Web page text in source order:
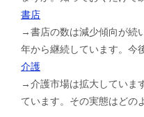
書店
→書店の数は減少傾向が続
年から継続しています。今
介護
→介護市場は拡大していま
ています。その実態はどの